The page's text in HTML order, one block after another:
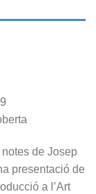
de Josep
presentació de
a l’Art